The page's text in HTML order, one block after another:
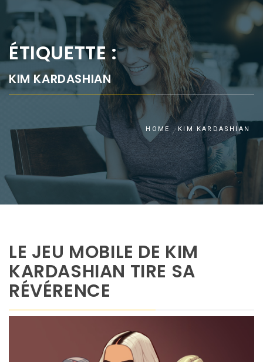
ÉTIQUETTE :
KIM KARDASHIAN
HOME KIM KARDASHIAN
LE JEU MOBILE DE KIM
KARDASHIAN TIRE SA
RÉVÉRENCE